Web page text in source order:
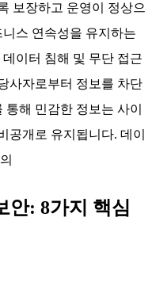
보장하고 운영이 정상으
스 연속성을 유지하는
이터 침해 및 무단 접근
사자로부터 정보를 차단
해 민감한 정보는 사이
공개로 유지됩니다. 데이
안: 8가지 핵심